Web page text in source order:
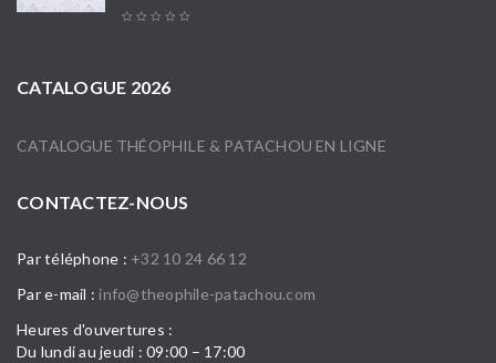
CATALOGUE 2026
CATALOGUE THÉOPHILE & PATACHOU EN LIGNE
CONTACTEZ-NOUS
Par téléphone : +32 10 24 66 12
Par e-mail : info@theophile-patachou.com
Heures d'ouvertures :
Du lundi au jeudi : 09:00 – 17:00